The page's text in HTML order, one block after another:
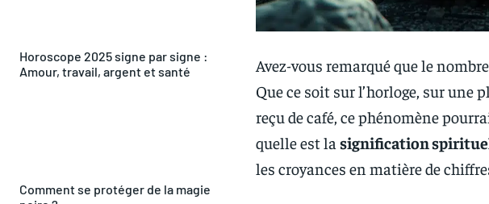
Horoscope 2025 signe par signe :
Amour, travail, argent et santé
Comment se protéger de la magie
Avez-vous remarqué que le
Que ce soit sur l’horloge, sur une
reçu de café, ce phénomène
quelle est lasignification
les croyances en matière de